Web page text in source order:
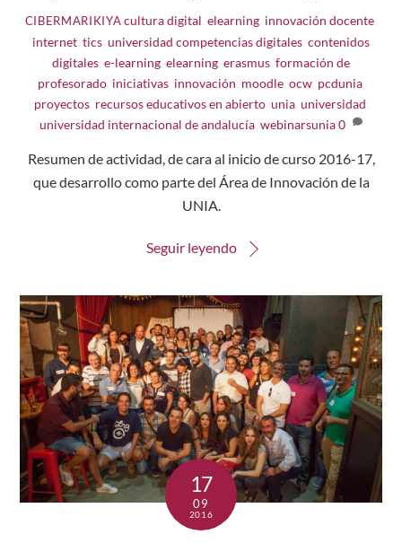
CIBERMARIKIYA cultura digital ,elearning innovación docente
internet tics universidad competencias digitales contenidos
digitales e-learning elearning erasmus formación de
profesorado, iniciativas, innovación moodle, ocw, pcdunia,
proyectos, recursos educativos en abierto, unia, universidad
universidad internacional de andalucía, webinarsunia0
Resumen de actividad, de cara al inicio de curso 2016-17,
que desarrollo como parte del Área de Innovación de la
UNIA.
Seguir leyendo
17
09
2016